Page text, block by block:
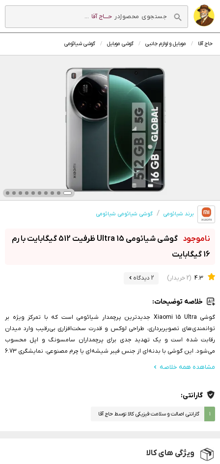
در حــــاج آقا ...
حاج آقا موبایل و لوازم جانبی گوشی موبایل گوشی شیائومی
برند شیائومی گوشی شیائومی شیائومی
گوشی شیائومی 15 Ultra ظرفیت 512 گیگابایت با رم
16 گیگابایت
4.3 (2 خریدار) 2 دیدگاه
خلاصه توضیحات:
گوشی Xiaomi 15 Ultra جدیدترین پرچمدار شیائومی است که با تمرکز ویژه بر
توانمندی‌های تصویربرداری، طراحی لوکس و قدرت سخت‌افزاری بی‌رقیب وارد میدان
رقابت شده است و یک تهدید جدی برای پرچمداران سامسونگ و اپل محسوب
می‌شود. این گوشی با بدنه‌ای از جنس فیبر شیشه‌ای یا چرم مصنوعی، نمایشگری 6.73
مشاهده همه خلاصه
گارانتی:
۱ گارانتی اصالت و سلامت فیزیکی کالا توسط حاج آقا
ویژگی های کالا